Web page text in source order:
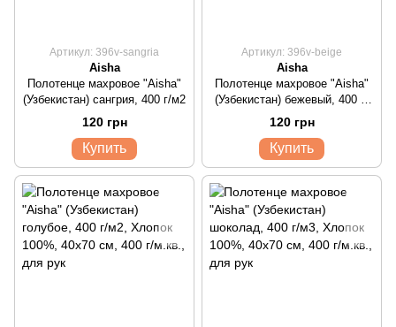
Артикул: 396v-sangria
Aisha
Полотенце махровое "Aisha"
(Узбекистан) сангрия, 400 г/м2
120 грн
Купить
Артикул: 396v-beige
Aisha
Полотенце махровое "Aisha"
(Узбекистан) бежевый, 400 г/
м2
120 грн
Купить